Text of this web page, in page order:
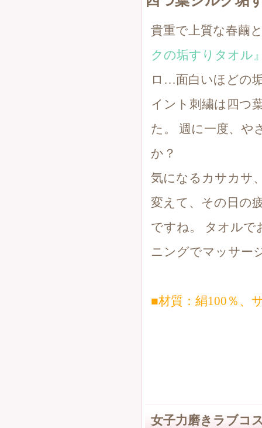
貴重で上質な春繭
クの垢すりタオル
ロ…面白いほどの
イント刺繍は四つ
た。 週に一度、や
か？
気になるカサカサ
変えて、その日の
ですね。 タオルで
ニングでマッサー
■材質：絹100％、
女子力磨きラブコ